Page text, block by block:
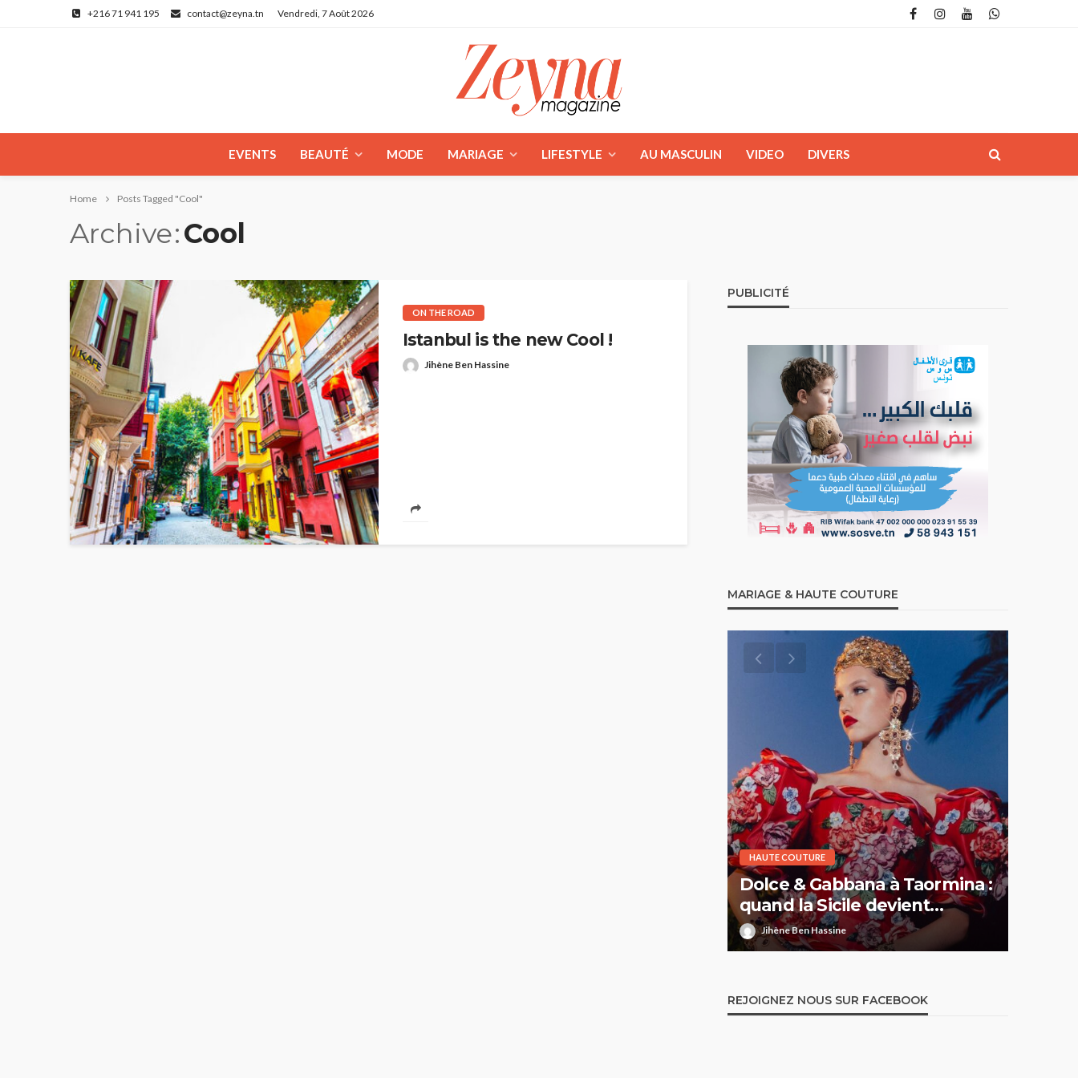
+216 71 941 195 contact@zeyna.tn Vendredi, 7 Août 2026
EVENTS BEAUTÉ MODE MARIAGE LIFESTYLE AU MASCULIN VIDEO DIVERS
Home Posts Tagged "Cool"
Archive Cool
ON THE ROAD
Istanbul is the new Cool !
Jihène Ben Hassine
PUBLICITÉ
MARIAGE & HAUTE COUTURE
HAUTE COUTURE
Dolce & Gabbana à Taormina :
quand la Sicile devient
l’Olympe
Jihène Ben Hassine
REJOIGNEZ NOUS SUR FACEBOOK